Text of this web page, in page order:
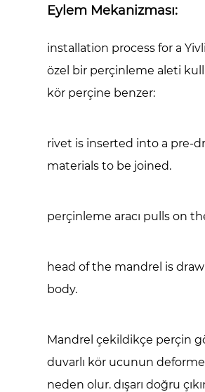
Eylem Mekanizması:
installation process for a
özel bir perçinleme aleti
kör perçine benzer:
rivet is inserted into a pre-
materials to be joined.
perçinleme aracı pulls on
head of the mandrel is
body.
Mandrel çekildikçe perçin
duvarlı kör ucunun deforme
neden olur.dışarı doğru